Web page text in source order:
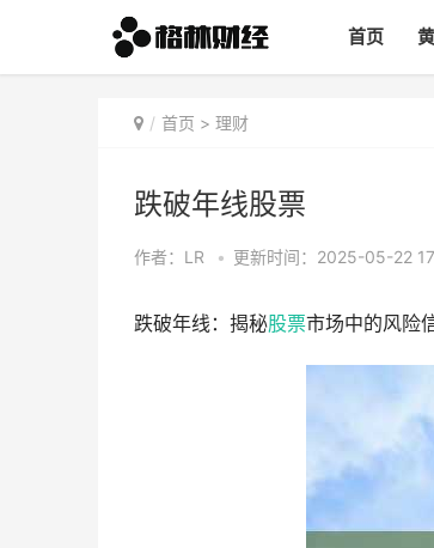
首页
首页 > 理财
跌破年线股票
作者：LR • 更新时间：2025-05-22
跌破年线：揭秘股票市场中的风险